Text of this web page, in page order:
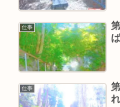
仕事
仕事